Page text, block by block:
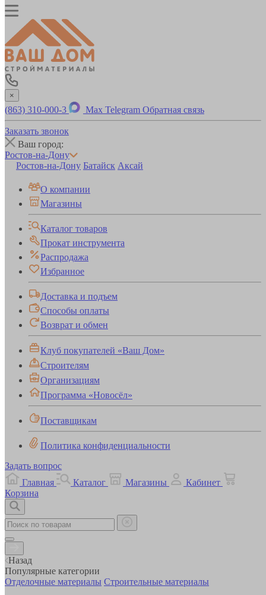
×
(863) 310-000-3 Max Telegram Обратная связь
Заказать звонок
Ваш город:
Ростов-на-Дону
Ростов-на-Дону Батайск Аксай
О компании
Магазины
Каталог товаров
Прокат инструмента
Распродажа
Избранное
Доставка и подъем
Способы оплаты
Возврат и обмен
Клуб покупателей «Ваш Дом»
Строителям
Организациям
Программа «Новосёл»
Поставщикам
Политика конфиденциальности
Задать вопрос
Главная
Каталог Магазины
Кабинет
Корзина
Назад
Популярные категории
Отделочные материалы Строительные материалы